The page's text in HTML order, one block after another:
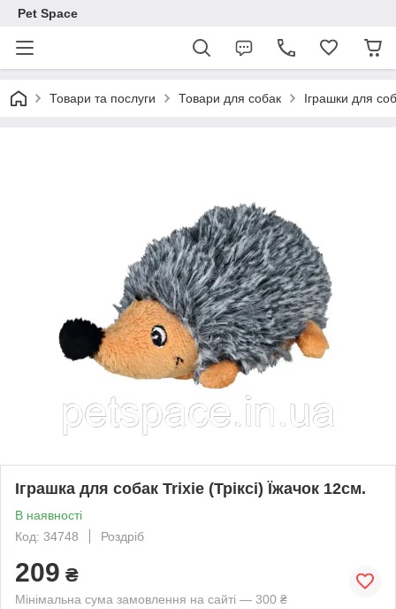
Pet Space
Товари та послуги Товари для собак Іграшки для
Іграшка для собак Trixie (Тріксі) Їжачок 12см.
В наявності
Код: 34748
Роздріб
209 ₴
Мінімальна сума замовлення на сайті — 300 ₴